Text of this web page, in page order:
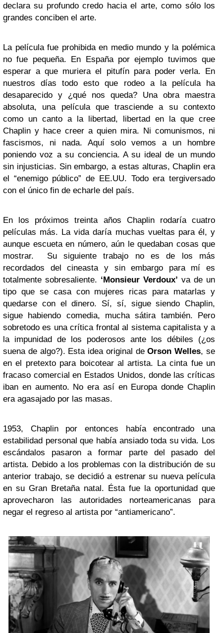
declara su profundo credo hacia el arte, como sólo los
grandes conciben el arte.
La película fue prohibida en medio mundo y la polémica
no fue pequeña. En España por ejemplo tuvimos que
esperar a que muriera el pitufín para poder verla. En
nuestros días todo esto que rodeo a la película ha
desaparecido y ¿qué nos queda? Una obra maestra
absoluta, una película que trasciende a su contexto
como un canto a la libertad, libertad en la que cree
Chaplin y hace creer a quien mira. Ni comunismos, ni
fascismos, ni nada. Aquí solo vemos a un hombre
poniendo voz a su conciencia. A su ideal de un mundo
sin injusticias. Sin embargo, a estas alturas, Chaplin era
el “enemigo público” de EE.UU. Todo era tergiversado
con el único fin de echarle del país.
En los próximos treinta años Chaplin rodaría cuatro
películas más. La vida daría muchas vueltas para él, y
aunque escueta en número, aún le quedaban cosas que
mostrar. Su siguiente trabajo no es de los más
recordados del cineasta y sin embargo para mí es
totalmente sobresaliente. ‘Monsieur Verdoux’ va de un
tipo que se casa con mujeres ricas para matarlas y
quedarse con el dinero. Sí, sí, sigue siendo Chaplin,
sigue habiendo comedia, mucha sátira también. Pero
sobretodo es una crítica frontal al sistema capitalista y a
la impunidad de los poderosos ante los débiles (¿os
suena de algo?). Esta idea original deOrson Welles, se
en el pretexto para boicotear al artista. La cinta fue un
fracaso comercial en Estados Unidos, donde las críticas
iban en aumento. No era así en Europa donde Chaplin
era agasajado por las masas.
1953, Chaplin por entonces había encontrado una
estabilidad personal que había ansiado toda su vida. Los
escándalos pasaron a formar parte del pasado del
artista. Debido a los problemas con la distribución de su
anterior trabajo, se decidió a estrenar su nueva película
en su Gran Bretaña natal. Ésta fue la oportunidad que
aprovecharon las autoridades norteamericanas para
negar el regreso al artista por “antiamericano”.